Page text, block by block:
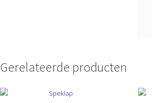
Gerelateerde producten